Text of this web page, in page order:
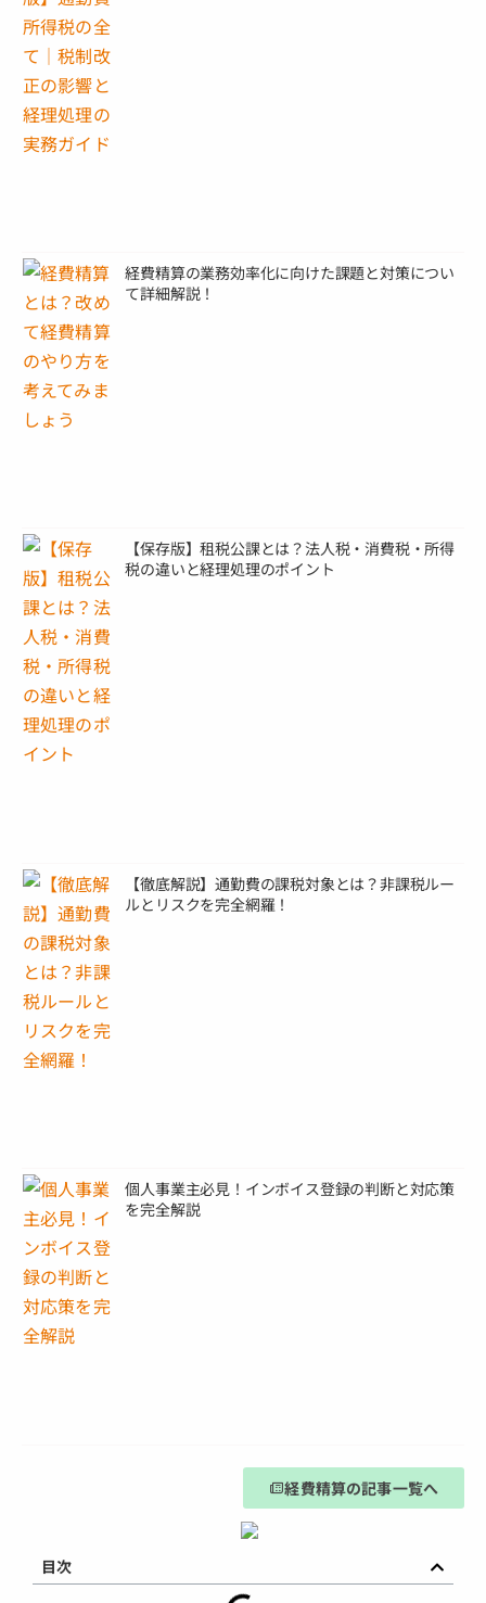
経費精算の業務効率化に向けた課題と対策につい
て詳細解説！
【保存版】租税公課とは？法人税・消費税・所得
税の違いと経理処理のポイント
【徹底解説】通勤費の課税対象とは？非課税ルー
ルとリスクを完全網羅！
個人事業主必見！インボイス登録の判断と対応策
を完全解説
経費精算の記事一覧へ
目次